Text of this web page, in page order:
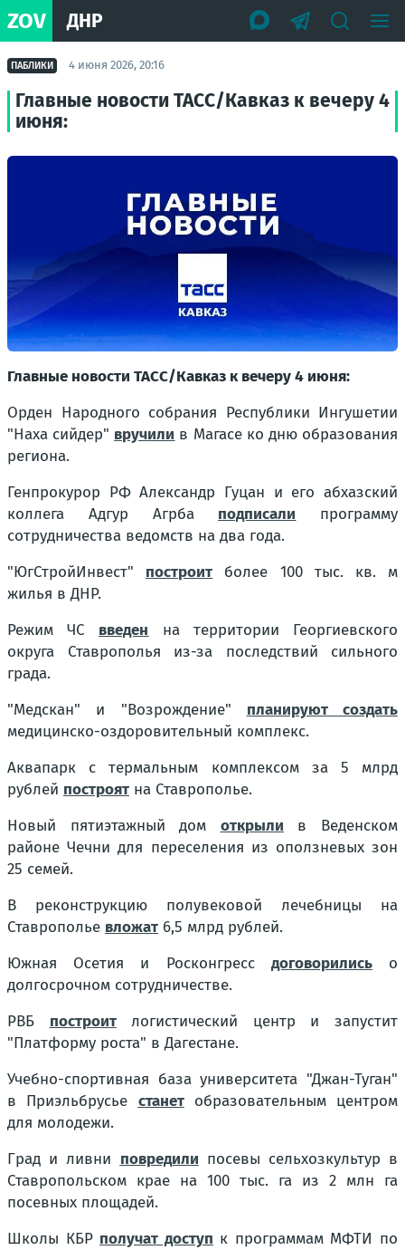
ZOV ДНР
ПАБЛИКИ 4 июня 2026, 20:16
Главные новости ТАСС/Кавказ к вечеру 4
июня:
Главные новости ТАСС/Кавказ к вечеру 4 июня:
Орден Народного собрания Республики Ингушетии
"Наха сийдер" вручили в Магасе ко дню образования
региона.
Генпрокурор РФ Александр Гуцан и его абхазский
коллега Адгур Агрба подписали программу
сотрудничества ведомств на два года.
"ЮгСтройИнвест" построит более 100 тыс. кв. м
жилья в ДНР.
Режим ЧС введен на территории Георгиевского
округа Ставрополья из-за последствий сильного
града.
"Медскан" и "Возрождение" планируют создать
медицинско-оздоровительный комплекс.
Аквапарк с термальным комплексом за 5 млрд
рублей построят на Ставрополье.
Новый пятиэтажный дом открыли в Веденском
районе Чечни для переселения из оползневых зон
25 семей.
В реконструкцию полувековой лечебницы на
Ставрополье вложат 6,5 млрд рублей.
Южная Осетия и Росконгресс договорилисьо
долгосрочном сотрудничестве.
РВБ построитлогистический центр и запустит
"Платформу роста" в Дагестане.
Учебно-спортивная база университета "Джан-Туган"
в Приэльбрусье станетобразовательным центром
для молодежи.
Град и ливни повредили посевы сельхозкультур в
Ставропольском крае на 100 тыс. га из 2 млн га
посевных площадей.
Школы КБР получат доступ к программам МФТИ по